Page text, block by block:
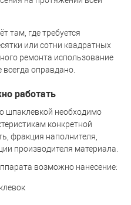
там, где требуется
или сотни квадратных
ремонта использование
оправдано.
работать
шпаклевкой необходимо
конкретной
фракция наполнителя,
производителя материала.
возможно нанесение: